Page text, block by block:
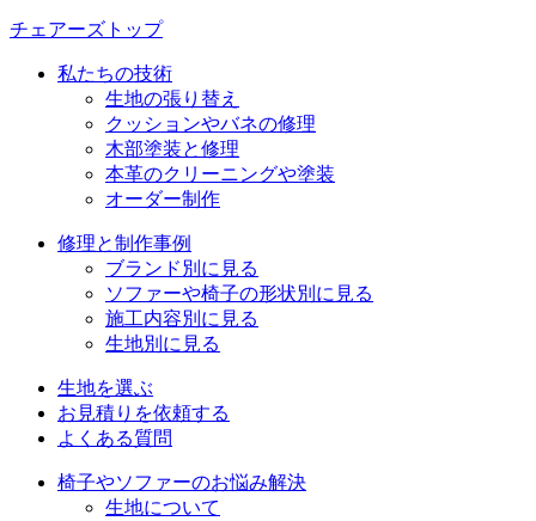
チェアーズトップ
私たちの技術
生地の張り替え
クッションやバネの修理
木部塗装と修理
本革のクリーニングや塗装
オーダー制作
修理と制作事例
ブランド別に見る
ソファーや椅子の形状別に見る
施工内容別に見る
生地別に見る
生地を選ぶ
お見積りを依頼する
よくある質問
椅子やソファーのお悩み解決
生地について